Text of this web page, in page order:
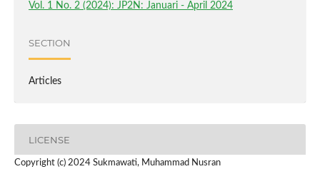
Vol. 1 No. 2 (2024): JP2N: Januari - April 2024
SECTION
Articles
LICENSE
Copyright (c) 2024 Sukmawati, Muhammad Nusran